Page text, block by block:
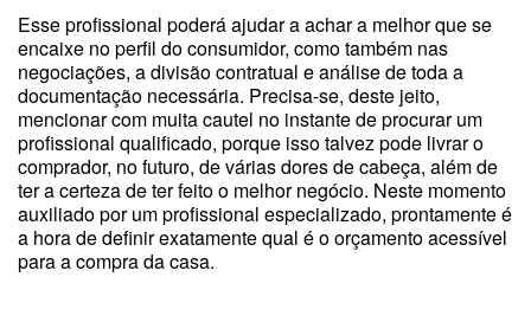
Esse profissional poderá ajudar a achar a melhor que se
encaixe no perfil do consumidor, como também nas
negociações, a divisão contratual e análise de toda a
documentação necessária. Precisa-se, deste jeito,
mencionar com muita cautel no instante de procurar um
profissional qualificado, porque isso talvez pode livrar o
comprador, no futuro, de várias dores de cabeça, além de
ter a certeza de ter feito o melhor negócio. Neste momento
auxiliado por um profissional especializado, prontamente é
a hora de definir exatamente qual é o orçamento acessível
para a compra da casa.